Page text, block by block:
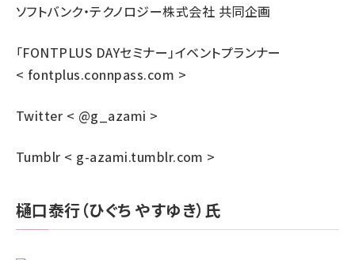
ソフトバンク・テクノロジー株式会社 共同企画
「FONTPLUS DAYセミナー」イベントプランナー
< fontplus.connpass.com >
Twitter < @g_azami >
Tumblr < g-azami.tumblr.com >
樋口泰行（ひぐち やすゆき）氏